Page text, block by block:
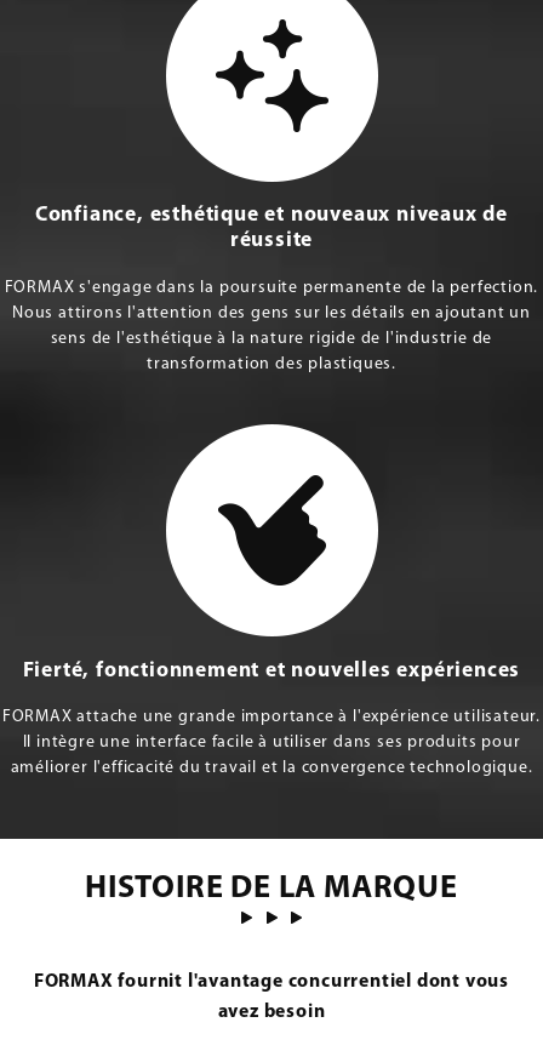
Confiance, esthétique et nouveaux niveaux de
réussite
FORMAX s'engage dans la poursuite permanente de la perfection.
Nous attirons l'attention des gens sur les détails en ajoutant un
sens de l'esthétique à la nature rigide de l'industrie de
transformation des plastiques.
Fierté, fonctionnement et nouvelles expériences
FORMAX attache une grande importance à l'expérience utilisateur.
Il intègre une interface facile à utiliser dans ses produits pour
améliorer l'efficacité du travail et la convergence technologique.
HISTOIRE DE LA MARQUE
FORMAX fournit l'avantage concurrentiel dont vous
avez besoin